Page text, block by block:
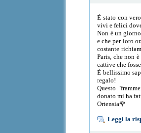
È stato con
vivi e felici
Non è un
e che per loro
costante
Paris, che non
cattive che
È bellissimo
regalo!
Questo
donato mi ha
Ortensia🌹
Leggi la